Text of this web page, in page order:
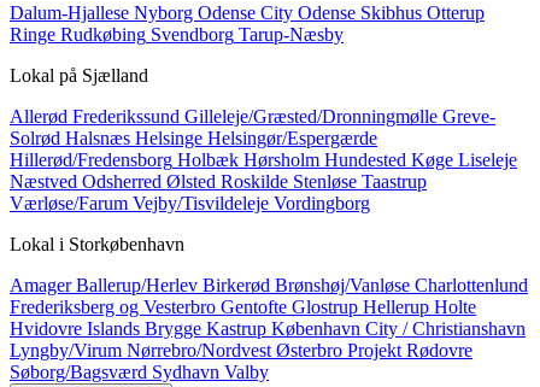
Dalum-Hjallese Nyborg Odense City Odense Skibhus Otterup
Ringe Rudkøbing Svendborg Tarup-Næsby
Lokal på Sjælland
Allerød Frederikssund Gilleleje/Græsted/Dronningmølle Greve-
Solrød Halsnæs Helsinge Helsingør/Espergærde
Hillerød/Fredensborg Holbæk Hørsholm Hundested Køge Liseleje
Næstved Odsherred Ølsted Roskilde Stenløse Taastrup
Værløse/Farum Vejby/Tisvildeleje Vordingborg
Lokal i Storkøbenhavn
AmagerBallerup/Herlev Birkerød Brønshøj/Vanløse Charlottenlund
Frederiksberg og Vesterbro Gentofte Glostrup Hellerup Holte
Hvidovre Islands Brygge Kastrup København City / Christianshavn
Lyngby/Virum Nørrebro/Nordvest Østerbro Projekt Rødovre
Søborg/Bagsværd Sydhavn Valby